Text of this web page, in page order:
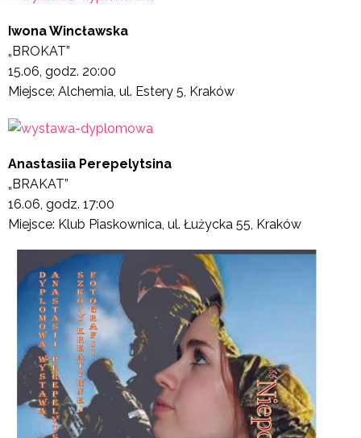
Iwona Wincławska
„BROKAT”
15.06, godz. 20:00
Miejsce: Alchemia, ul. Estery 5, Kraków
Anastasiia Perepelytsina
„BRAKAT”
16.06, godz. 17:00
Miejsce: Klub Piaskownica, ul. Łużycka 55, Kraków